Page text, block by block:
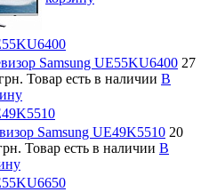
Samsung UE55KU6400 27
Товар есть в наличии В
Samsung UE49K5510 20
Товар есть в наличии В